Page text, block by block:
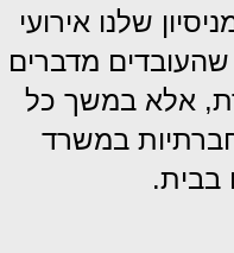
שלנו אירועי
מדברים
אלא במשך כל
במשרד
בבית.